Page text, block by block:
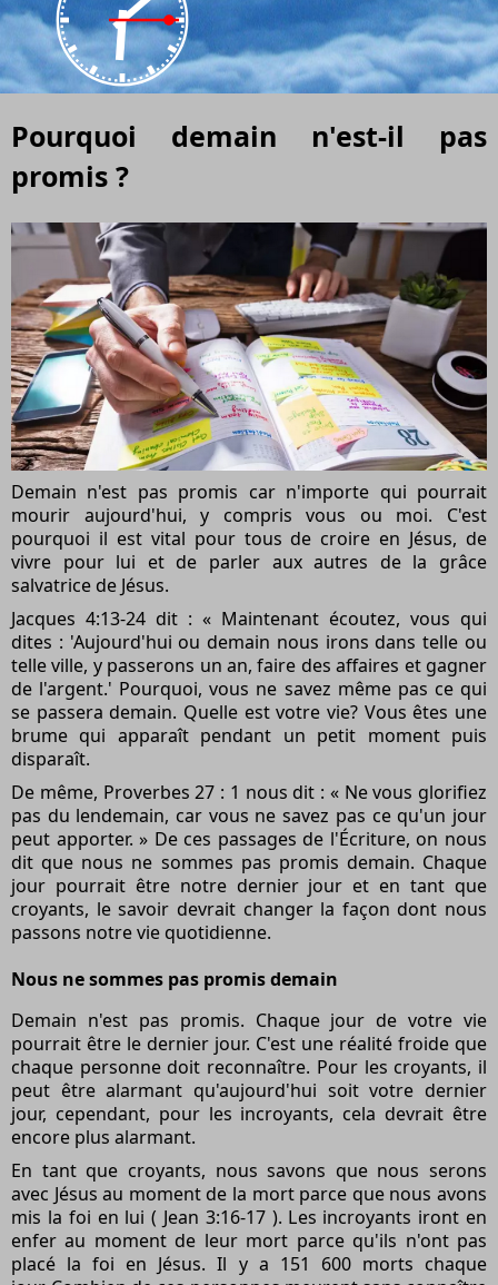
Pourquoi demain n'est-il pas
promis ?
Demain n'est pas promis car n'importe qui pourrait
mourir aujourd'hui, y compris vous ou moi. C'est
pourquoi il est vital pour tous de croire en Jésus, de
vivre pour lui et de parler aux autres de la grâce
salvatrice de Jésus.
Jacques 4:13-24 dit : « Maintenant écoutez, vous qui
dites : 'Aujourd'hui ou demain nous irons dans telle ou
telle ville, y passerons un an, faire des affaires et gagner
de l'argent.' Pourquoi, vous ne savez même pas ce qui
se passera demain. Quelle est votre vie? Vous êtes une
brume qui apparaît pendant un petit moment puis
disparaît.
De même, Proverbes 27 : 1 nous dit : « Ne vous glorifiez
pas du lendemain, car vous ne savez pas ce qu'un jour
peut apporter. » De ces passages de l'Écriture, on nous
dit que nous ne sommes pas promis demain. Chaque
jour pourrait être notre dernier jour et en tant que
croyants, le savoir devrait changer la façon dont nous
passons notre vie quotidienne.
Nous ne sommes pas promis demain
Demain n'est pas promis. Chaque jour de votre vie
pourrait être le dernier jour. C'est une réalité froide que
chaque personne doit reconnaître. Pour les croyants, il
peut être alarmant qu'aujourd'hui soit votre dernier
jour, cependant, pour les incroyants, cela devrait être
encore plus alarmant.
En tant que croyants, nous savons que nous serons
avec Jésus au moment de la mort parce que nous avons
mis la foi en lui ( Jean 3:16-17 ). Les incroyants iront en
enfer au moment de leur mort parce qu'ils n'ont pas
placé la foi en Jésus. Il y a 151 600 morts chaque